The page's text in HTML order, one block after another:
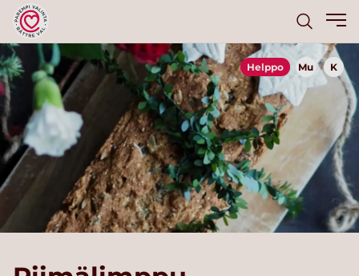
Helppo Mu K